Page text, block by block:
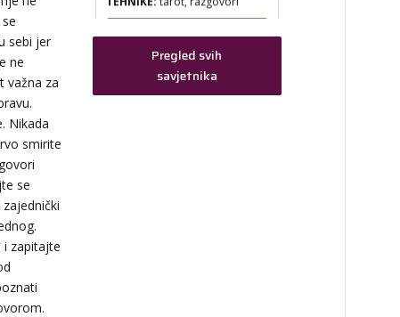
sebi jer
ne
važna za
Nikada
smirite
se
i zapitajte
Broj tel: 064/600-600
tel:0,93€ - mob:1,12€
min
Pregled svih
savjetnika